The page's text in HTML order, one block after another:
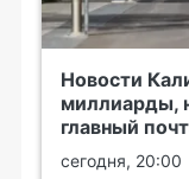
Новости
миллиарды,
главный
сегодня, 20:00